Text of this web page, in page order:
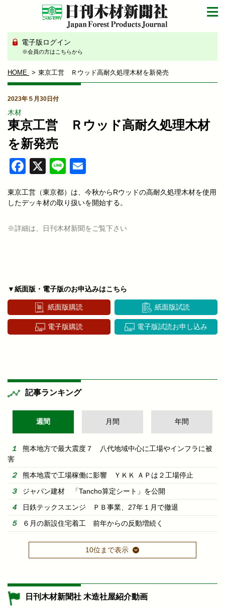
電子版ログイン
※会員の方はこちらから
HOME 東京工営 Ｒウッド高耐久処理木材を新発売
2023年５月30日付
木材
東京工営 Ｒウッド高耐久処理木材
を新発売
Facebook
X Line
東京工営（東京都）は、今秋からRウッドの高耐久処理木材を使用
したデッキ材の取り扱いを開始する。
※詳細は、日刊木材新聞をご覧下さい
▼紙面版・電子版のお申込みはこちら
紙面版購読 紙面版試読
電子版購読 電子版試読お申し込み
記事ランキング
週間 月間 年間
熊本地方で最大震度７ 八代地域中心に工場やインフラに被
害
熊本地震で工場稼働に影響 ＹＫＫ ＡＰは２工場停止
ジャパン建材 「Tancho算定シート」を公開
日鉄テックスエンジ ＰＢ事業、27年１月で撤退
６月の新設住宅着工 前年からの反動増続く
10位まで表示
日刊木材新聞社 木造社屋紹介動画